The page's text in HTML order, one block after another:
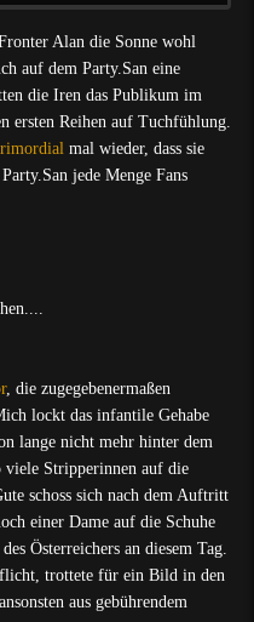
Alan die Sonne wohl
auf dem Party.San eine
die Iren das Publikum im
ersten Reihen auf Tuchfühlung.
mal wieder, dass sie
jede Menge Fans
, die zugegebenermaßen
lockt das infantile Gehabe
lange nicht mehr hinter dem
viele Stripperinnen auf die
schoss sich nach dem Auftritt
einer Dame auf die Schuhe
Österreichers an diesem Tag.
trottete für ein Bild in den
aus gebührendem